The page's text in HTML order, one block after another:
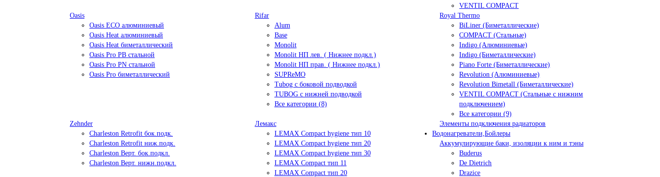
VENTIL COMPACT
Oasis
Oasis ECO алюминиевый
Oasis Heat алюминиевый
Oasis Heat биметаллический
Oasis Pro PB стальной
Oasis Pro PN стальной
Oasis Pro биметаллический
Rifar
Alum
Base
Monolit
Monolit НП лев. ( Нижнее подкл.)
Monolit НП прав. ( Нижнее подкл.)
SUPReMO
Tubog с боковой подводкой
TUBOG с нижней подводкой
Все категории (8)
Royal Thermo
BiLiner (Биметаллические)
COMPACT (Стальные)
Indigo (Алюминиевые)
Indigo (Биметаллические)
Piano Forte (Биметаллические)
Revolution (Алюминиевые)
Revolution Bimetall (Биметаллические)
VENTIL COMPACT (Стальные с нижним
подключением)
Все категории (9)
Zehnder
Charleston Retrofit бок.подк.
Charleston Retrofit ниж.подк.
Charleston Верт. бок.подкл.
Charleston Верт. нижн.подкл.
Лемакс
LEMAX Compact hygiene тип 10
LEMAX Compact hygiene тип 20
LEMAX Compact hygiene тип 30
LEMAX Compact тип 11
LEMAX Compact тип 20
Элементы подключения радиаторов
Водонагреватели,Бойлеры
Аккумулирующие баки, изоляции к ним и тэны
Buderus
De Dietrich
Drazice